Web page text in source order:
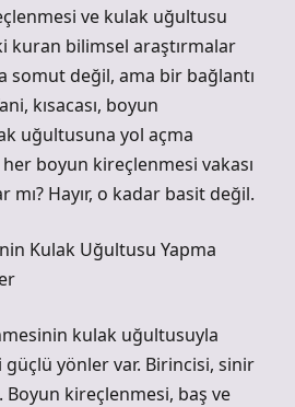
ve kulak uğultusu
kuran bilimsel araştırmalar
somut değil, ama bir bağlantı
kısacası, boyun
uğultusuna yol açma
boyun kireçlenmesi vakası
Hayır, o kadar basit değil.
Kulak Uğultusu Yapma
kulak uğultusuyla
yönler var. Birincisi, sinir
Boyun kireçlenmesi, baş ve